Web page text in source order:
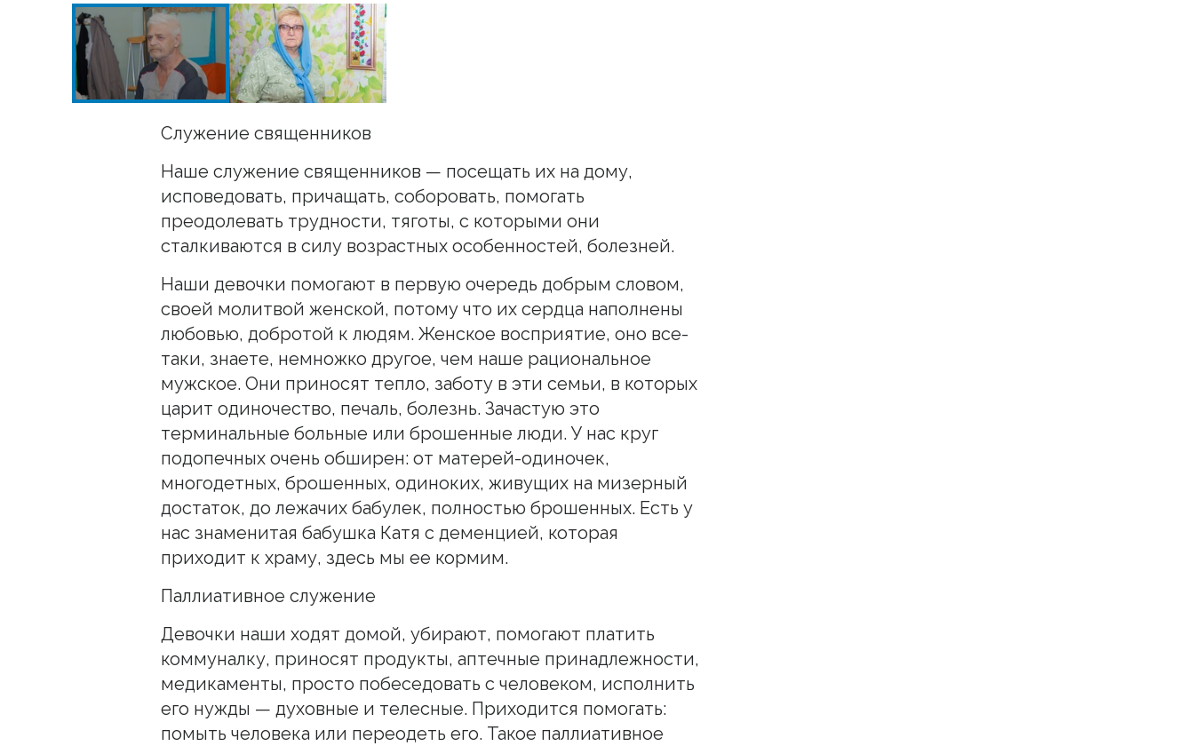
Служение священников
Наше служение священников — посещать их на дому,
исповедовать, причащать, соборовать, помогать
преодолевать трудности, тяготы, с которыми они
сталкиваются в силу возрастных особенностей, болезней.
Наши девочки помогают в первую очередь добрым словом,
своей молитвой женской, потому что их сердца наполнены
любовью, добротой к людям. Женское восприятие, оно все-
таки, знаете, немножко другое, чем наше рациональное
мужское. Они приносят тепло, заботу в эти семьи, в которых
царит одиночество, печаль, болезнь. Зачастую это
терминальные больные или брошенные люди. У нас круг
подопечных очень обширен: от матерей-одиночек,
многодетных, брошенных, одиноких, живущих на мизерный
достаток, до лежачих бабулек, полностью брошенных. Есть у
нас знаменитая бабушка Катя с деменцией, которая
приходит к храму, здесь мы ее кормим.
Паллиативное служение
Девочки наши ходят домой, убирают, помогают платить
коммуналку, приносят продукты, аптечные принадлежности,
медикаменты, просто побеседовать с человеком, исполнить
его нужды — духовные и телесные. Приходится помогать:
помыть человека или переодеть его. Такое паллиативное